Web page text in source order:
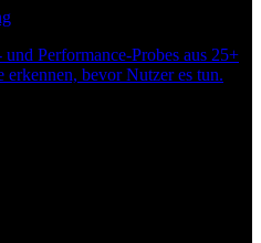
Performance-Probes aus 25+
erkennen, bevor Nutzer es tun.